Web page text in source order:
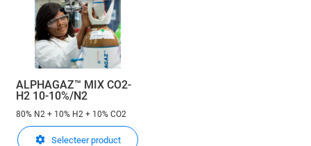
ALPHAGAZ™ MIX CO2-
H2 10-10%/N2
80% N2 + 10% H2 + 10% CO2
Selecteer product